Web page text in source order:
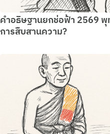
คำอธิษฐานยกช่อฟ้า 2569
การสืบสานความ?